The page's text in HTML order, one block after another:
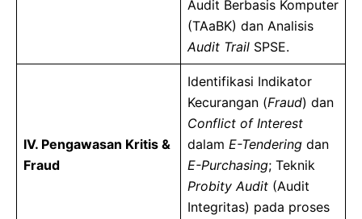
Audit Berbasis Komputer
(TAaBK) dan Analisis
Audit Trail SPSE.
IV. Pengawasan Kritis &
Fraud
Identifikasi Indikator
Kecurangan (Fraud) dan
Conflict of Interest
dalam E-Tendering dan
E-Purchasing; Teknik
Probity Audit (Audit
Integritas) pada proses